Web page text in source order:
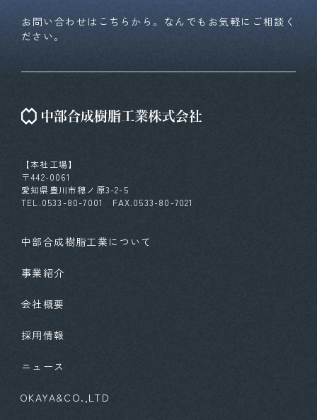
お問い合わせはこちらから。なんでもお気軽にご相談く
ださい。
【本社工場】
〒442-0061
愛知県豊川市穂ノ原3-2-5
TEL.0533-80-7001 FAX.0533-80-7021
中部合成樹脂工業について
事業紹介
会社概要
採用情報
ニュース
OKAYA&CO.,LTD